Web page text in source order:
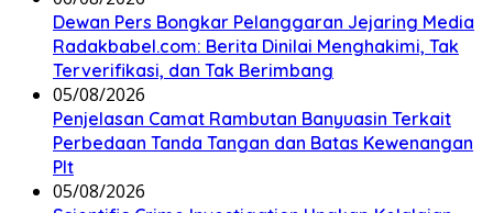
Dewan Pers Bongkar Pelanggaran Jejaring Media
Radakbabel.com: Berita Dinilai Menghakimi, Tak
Terverifikasi, dan Tak Berimbang
05/08/2026
Penjelasan Camat Rambutan Banyuasin Terkait
Perbedaan Tanda Tangan dan Batas Kewenangan
Plt
05/08/2026